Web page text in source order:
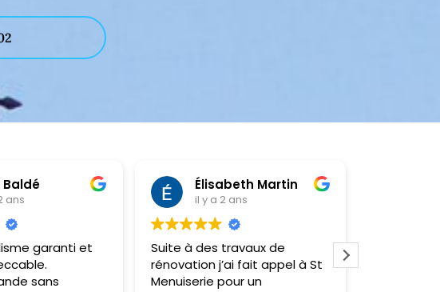
Baldé
ans
garanti et
sans
Élisabeth Martin
il y a 2 ans
Suite à des travaux de
rénovation j’ai fait appel à St
Menuiserie pour un